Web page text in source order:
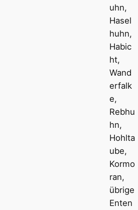
uhn,
Hasel
huhn,
Habic
ht,
Wand
erfalk
e,
Rebhu
hn,
Hohlta
ube,
Kormo
ran,
übrige
Enten